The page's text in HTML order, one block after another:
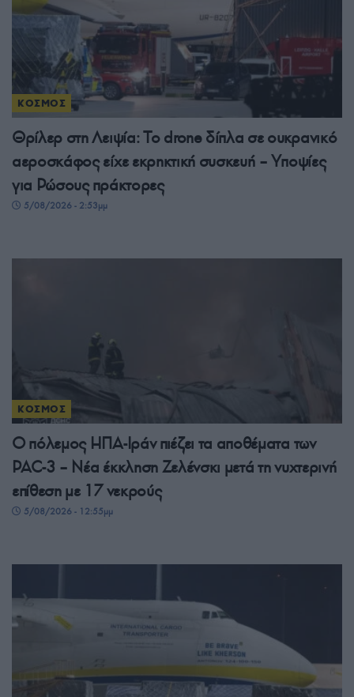
ΚΟΣΜΟΣ
Θρίλερ στη Λειψία: Το drone δίπλα σε ουκρανικό
αεροσκάφος είχε εκρηκτική συσκευή – Υποψίες
για Ρώσους πράκτορες
5/08/2026 - 2:53μμ
ΚΟΣΜΟΣ
Ο πόλεμος ΗΠΑ-Ιράν πιέζει τα αποθέματα των
PAC-3 – Νέα έκκληση Ζελένσκι μετά τη νυχτερινή
επίθεση με 17 νεκρούς
5/08/2026 - 12:55μμ